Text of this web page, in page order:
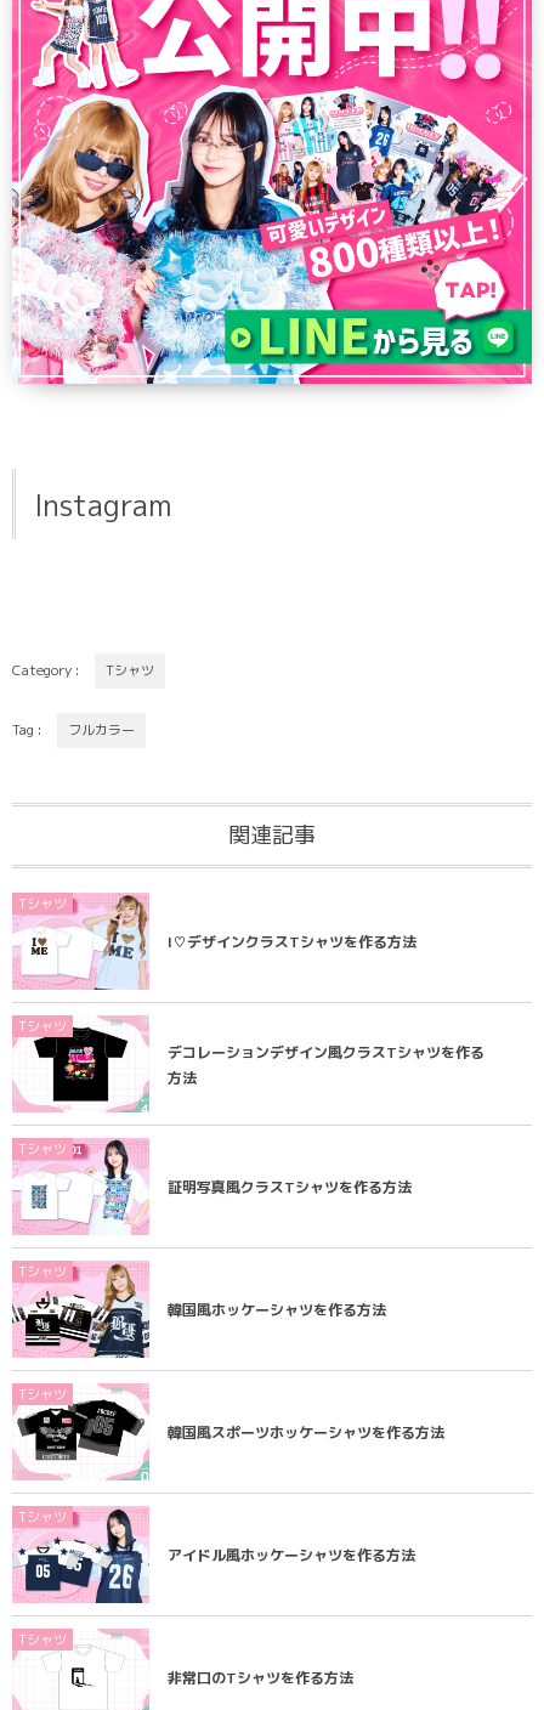
Instagram
Category : Tシャツ
Tag : フルカラー
関連記事
Tシャツ
I♡デザインクラスTシャツを作る方法
Tシャツ
デコレーションデザイン風クラスTシャツを作る
方法
Tシャツ
証明写真風クラスTシャツを作る方法
Tシャツ
韓国風ホッケーシャツを作る方法
Tシャツ
韓国風スポーツホッケーシャツを作る方法
Tシャツ
アイドル風ホッケーシャツを作る方法
Tシャツ
非常口のTシャツを作る方法